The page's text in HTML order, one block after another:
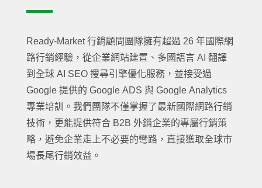
Ready-Market 行銷顧問團隊擁有超過 26 年國際網
路行銷經驗，從企業網站建置、多國語言 AI 翻譯
到全球 AI SEO 搜尋引擎優化服務，並接受過
Google 提供的 Google ADS 與 Google Analytics
專業培訓。我們團隊不僅掌握了最新國際網路行銷
技術，更能提供符合 B2B 外銷企業的專屬行銷策
略，避免企業走上不必要的彎路，直接獲取全球市
場長尾行銷效益。